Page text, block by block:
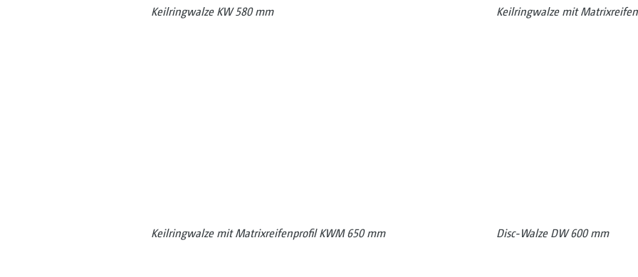
Keilringwalze KW 580 mm Keilringwalze mit
Keilringwalze mit Matrixreifenprofil KWM 650 mm Disc-Walze DW 600 mm